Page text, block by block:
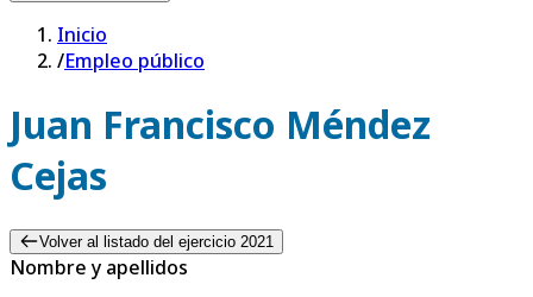
Inicio
/Empleo público
Juan Francisco Méndez
Cejas
Volver al listado del ejercicio 2021
Nombre y apellidos